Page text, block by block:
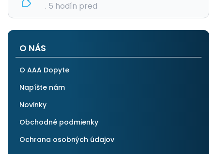
. 5 hodín pred
O NÁS
O AAA Dopyte
Napíšte nám
Novinky
Obchodné podmienky
Ochrana osobných údajov